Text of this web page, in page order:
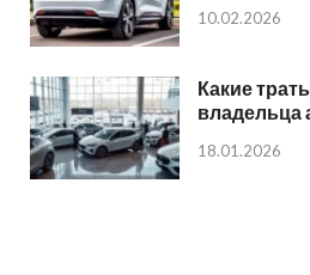
10.02.2026
Какие
владельца
18.01.2026